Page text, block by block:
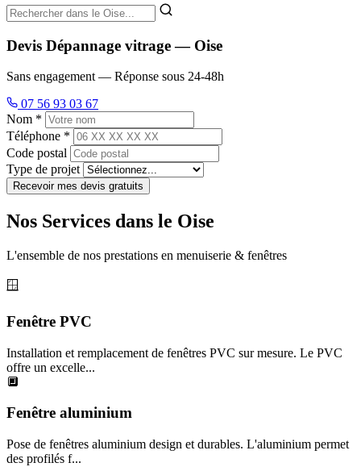
Devis Dépannage vitrage — Oise
Sans engagement — Réponse sous 24-48h
07 56 93 03 67
Nom *
Téléphone *
Code postal
Type de projet
Recevoir mes devis gratuits
Nos Services dans le Oise
L'ensemble de nos prestations en menuiserie & fenêtres
🪟
Fenêtre PVC
Installation et remplacement de fenêtres PVC sur mesure. Le PVC
offre un excelle...
🔲
Fenêtre aluminium
Pose de fenêtres aluminium design et durables. L'aluminium permet
des profilés f...